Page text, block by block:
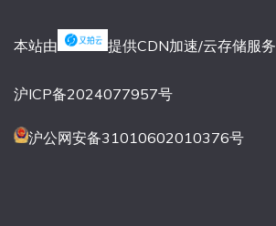
本站由 提供CDN加速/云存储服务
沪ICP备2024077957号
沪公网安备31010602010376号